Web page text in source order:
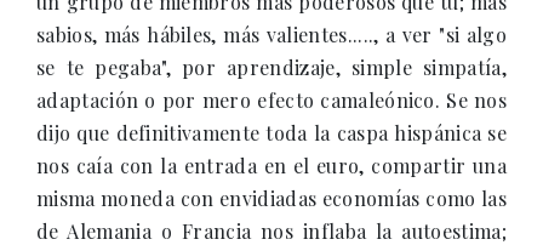
sabios, más hábiles, más valientes....., a ver "si algo
se te pegaba", por aprendizaje, simple simpatía,
adaptación o por mero efecto camaleónico. Se nos
dijo que definitivamente toda la caspa hispánica se
nos caía con la entrada en el euro, compartir una
misma moneda con envidiadas economías como las
de Alemania o Francia nos inflaba la autoestima;